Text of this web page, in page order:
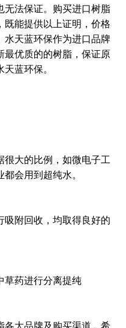
无法保证。购买进口树脂
既能提供以上证明，价格
水天蓝环保作为进口品牌
最优质的的树脂，保证原
蓝环保。
很大的比例，如微电子工
会用到超纯水。
吸附回收，均取得良好的
草药进行分离提纯
各大品牌及购买渠道，希